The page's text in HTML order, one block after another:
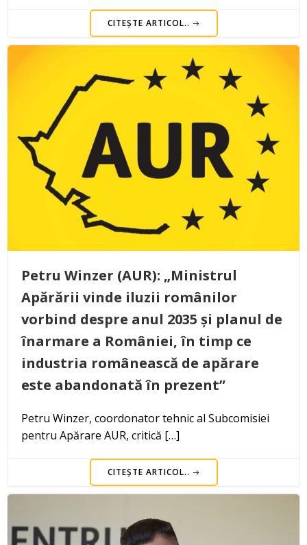
CITEȘTE ARTICOL..
Petru Winzer (AUR): „Ministrul
Apărării vinde iluzii românilor
vorbind despre anul 2035 și planul de
înarmare a României, în timp ce
industria românească de apărare
este abandonată în prezent”
Petru Winzer, coordonator tehnic al Subcomisiei
pentru Apărare AUR, critică […]
CITEȘTE ARTICOL..